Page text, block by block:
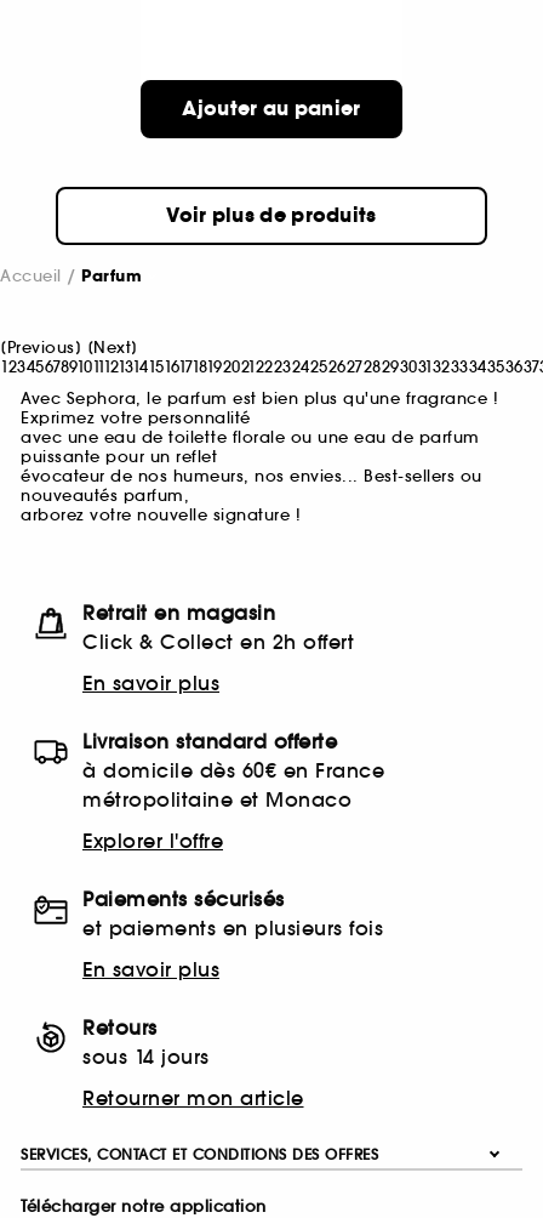
Ajouter au panier
Voir plus de produits
Accueil Parfum
[Previous] [Next]
12345678910111213141516171819202122232425262728293031323334353637
Avec Sephora, le parfum est bien plus qu'une fragrance !
Exprimez votre personnalité
avec une eau de toilette florale ou une eau de parfum
puissante pour un reflet
évocateur de nos humeurs, nos envies... Best-sellers ou
nouveautés parfum,
arborez votre nouvelle signature !
Retrait en magasin
Click & Collect en 2h offert
En savoir plus
Livraison standard offerte
à domicile dès 60€ en France
métropolitaine et Monaco
Explorer l'offre
Paiements sécurisés
et paiements en plusieurs fois
En savoir plus
Retours
sous 14 jours
Retourner mon article
SERVICES, CONTACT ET CONDITIONS DES OFFRES
Télécharger notre application